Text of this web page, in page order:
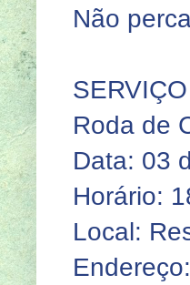
Não
SERVIÇO
Roda de
Data: 03
Horário:
Local: